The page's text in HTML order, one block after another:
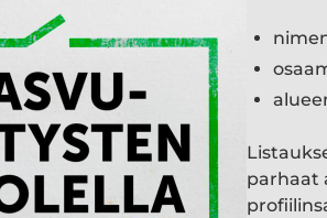
parhaat